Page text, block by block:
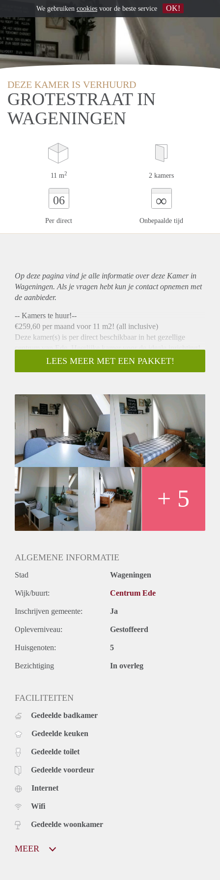
DEZE KAMER IS VERHUURD
GROTESTRAAT IN
WAGENINGEN
11 m2 2 kamers
06
Per direct
∞
Onbepaalde tijd
Op deze pagina vind je alle informatie over deze Kamer in
Wageningen. Als je vragen hebt kun je contact opnemen met
de aanbieder.
-- Kamers te huur!--
€259,60 per maand voor 11 m2! (all inclusive)
Deze kamer(s) is per direct beschikbaar in het gezellige
centrum van Ede. Heerlijke kamer voor de ideale inrichting!
Ook nog eens dichtbij de keuken.
Je woont samen met 5 andere gezellige huisgenoten en kan
Boodschappen doen?
De Albert Heijn bevindt zich in dezelfde straat, 1 minuut
lopen, en het centrum is dan 1 minuut verder.
Reizen?
Station Ede-Centrum is 5-10 minuten lopen.
Station Ede-Wageningen is 10-15 minuten fietsen!
LEES MEER MET EEN PAKKET!
+ 5
ALGEMENE INFORMATIE
Stad Wageningen
Wijk/buurt: Centrum Ede
Inschrijven gemeente: Ja
Opleverniveau: Gestoffeerd
Huisgenoten: 5
Bezichtiging In overleg
FACILITEITEN
Gedeelde badkamer
Gedeelde keuken
Gedeelde toilet
Gedeelde voordeur
Internet
Wifi
Gedeelde woonkamer
MEER
We gebruiken cookies voor de beste service OK!